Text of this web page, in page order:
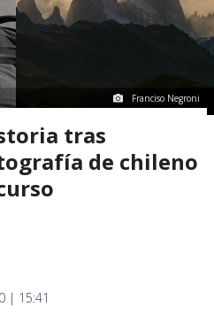
Franciso Negroni
tras
de chileno
| 15:41